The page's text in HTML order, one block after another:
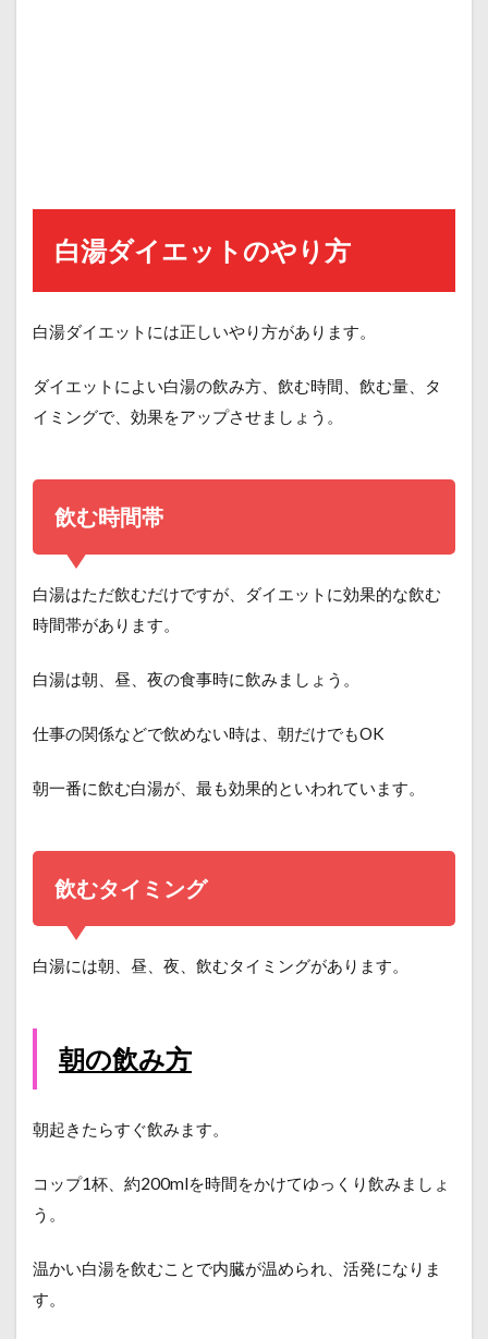
白湯ダイエットのやり方
白湯ダイエットには正しいやり方があります。
ダイエットによい白湯の飲み方、飲む時間、飲む量、タ
イミングで、効果をアップさせましょう。
飲む時間帯
白湯はただ飲むだけですが、ダイエットに効果的な飲む
時間帯があります。
白湯は朝、昼、夜の食事時に飲みましょう。
仕事の関係などで飲めない時は、朝だけでもOK
朝一番に飲む白湯が、最も効果的といわれています。
飲むタイミング
白湯には朝、昼、夜、飲むタイミングがあります。
朝の飲み方
朝起きたらすぐ飲みます。
コップ1杯、約200mlを時間をかけてゆっくり飲みましょ
う。
温かい白湯を飲むことで内臓が温められ、活発になりま
す。